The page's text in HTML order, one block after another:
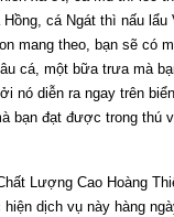
cá Ngát thì nấu lẩu
mang theo, bạn sẽ có
cá, một bữa trưa mà
nó diễn ra ngay trên
bạn đạt được trong thú
Lượng Cao Hoàng
dịch vụ này hàng